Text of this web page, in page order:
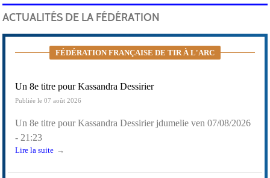
ACTUALITÉS DE LA FÉDÉRATION
FÉDÉRATION FRANÇAISE DE TIR À L'ARC
Un 8e titre pour Kassandra Dessirier
Publiée le 07 août 2026
Un 8e titre pour Kassandra Dessirier jdumelie ven 07/08/2026
- 21:23
Lire la suite